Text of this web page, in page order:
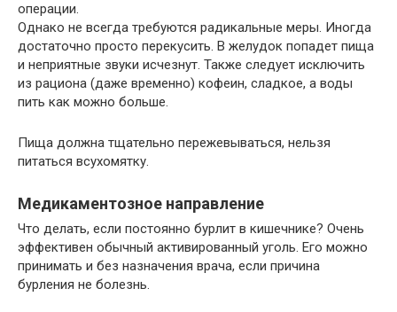
операции.
Однако не всегда требуются радикальные меры. Иногда
достаточно просто перекусить. В желудок попадет пища
и неприятные звуки исчезнут. Также следует исключить
из рациона (даже временно) кофеин, сладкое, а воды
пить как можно больше.
Пища должна тщательно пережевываться, нельзя
питаться всухомятку.
Медикаментозное направление
Что делать, если постоянно бурлит в кишечнике? Очень
эффективен обычный активированный уголь. Его можно
принимать и без назначения врача, если причина
бурления не болезнь.